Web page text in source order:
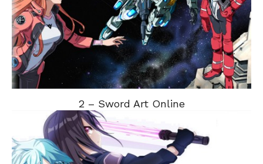
2 – Sword Art Online